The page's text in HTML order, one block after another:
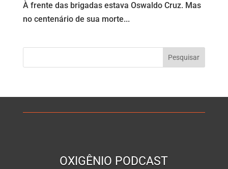
À frente das brigadas estava Oswaldo Cruz. Mas
no centenário de sua morte...
OXIGÊNIO PODCAST